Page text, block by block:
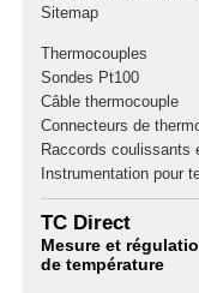
Sitemap
Thermocouples
Sondes Pt100
Câble thermocouple
Connecteurs de
Raccords coulissants
Instrumentation pour
TC Direct
Mesure et
de température